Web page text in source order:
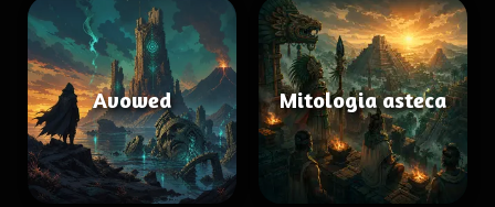
Avowed Mitologia asteca